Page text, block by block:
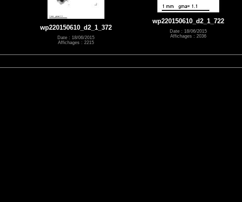
wp220150610_d2_1_372
Date : 18/06/2015
Affichages : 2215
wp220150610_d2_1_722
Date : 18/06/2015
Affichages : 2036